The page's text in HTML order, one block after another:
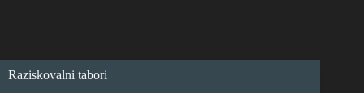
Raziskovalni tabori